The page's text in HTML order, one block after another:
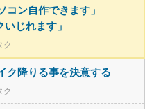
コン自作できます」
じれます」
ク
ク降りる事を決意する
ク